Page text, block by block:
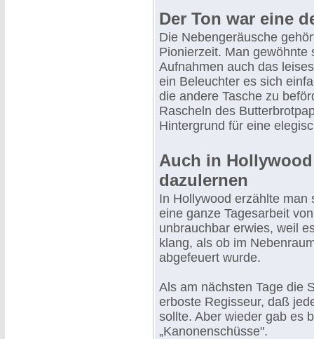
Der Ton war eine
Die Nebengeräusche
Pionierzeit. Man gewöhnte
Aufnahmen auch das
ein Beleuchter es sich
die andere Tasche zu
Rascheln des
Hintergrund für eine
Auch in
dazulernen
In Hollywood erzählte man
eine ganze Tagesarbeit
unbrauchbar erwies, weil
klang, als ob im
abgefeuert wurde.
Als am nächsten Tage die
erboste Regisseur, daß
sollte. Aber wieder gab es
„Kanonenschüsse".